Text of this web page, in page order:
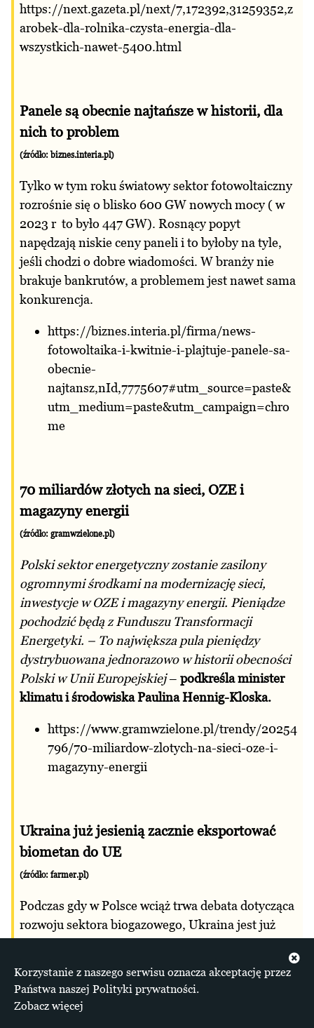
https://next.gazeta.pl/next/7,172392,31259352,z
arobek-dla-rolnika-czysta-energia-dla-
wszystkich-nawet-5400.html
Panele są obecnie najtańsze w historii, dla
nich to problem
(źródło: biznes.interia.pl)
Tylko w tym roku światowy sektor fotowoltaiczny
rozrośnie się o blisko 600 GW nowych mocy ( w
2023 r to było 447 GW). Rosnący popyt
napędzają niskie ceny paneli i to byłoby na tyle,
jeśli chodzi o dobre wiadomości. W branży nie
brakuje bankrutów, a problemem jest nawet sama
konkurencja.
https://biznes.interia.pl/firma/news-
fotowoltaika-i-kwitnie-i-plajtuje-panele-sa-
obecnie-
najtansz,nId,7775607#utm_source=paste&
utm_medium=paste&utm_campaign=chro
me
70 miliardów złotych na sieci, OZE i
magazyny energii
(źródło: gramwzielone.pl)
Polski sektor energetyczny zostanie zasilony
ogromnymi środkami na modernizację sieci,
inwestycje w OZE i magazyny energii. Pieniądze
pochodzić będą z Funduszu Transformacji
Energetyki. – To największa pula pieniędzy
dystrybuowana jednorazowo w historii obecności
Polski w Unii Europejskiej– podkreśla minister
klimatu i środowiska Paulina Hennig-Kloska.
https://www.gramwzielone.pl/trendy/20254
796/70-miliardow-zlotych-na-sieci-oze-i-
magazyny-energii
Ukraina już jesienią zacznie eksportować
biometan do UE
(źródło: farmer.pl)
Podczas gdy w Polsce wciąż trwa debata dotycząca
rozwoju sektora biogazowego, Ukraina jest już
https://www.farmer.pl/energia/oze/biogazo
wnie/ukraina-juz-jesienia-zacznie-
eksportowac-biometan-do-ue,151523.html
Korzystanie z naszego serwisu oznacza akceptację przez
Państwa naszej Polityki prywatności.
Zobacz więcej